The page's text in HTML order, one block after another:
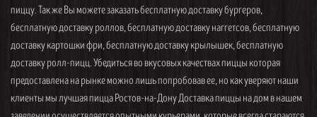
пиццу. Так же Вы можете заказать бесплатную доставку бургеров,
бесплатную доставку роллов, бесплатную доставку наггетсов, бесплатную
доставку картошки фри, бесплатную доставку крылышек, бесплатную
доставку ролл-пицц. Убедиться во вкусовых качествах пиццы которая
предоставлена на рынке можно лишь попробовав ее, но как уверяют наши
клиенты мы лучшая пицца Ростов-на-Дону Доставка пиццы на дом в нашем